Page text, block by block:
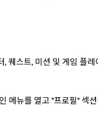
스트, 미션 및 게임 플
메뉴를 열고 "프로필" 섹